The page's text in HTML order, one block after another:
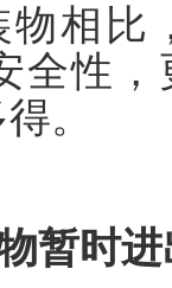
物相比
全性
。
暂时